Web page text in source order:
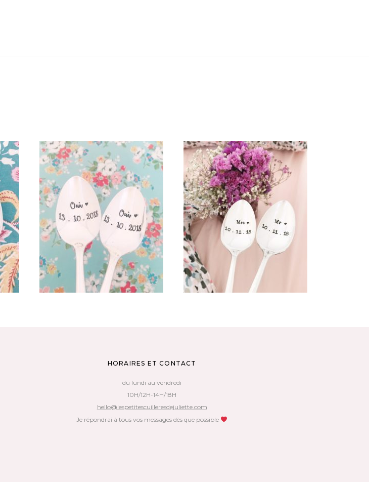
LOT DE DEUX PETITES CUILLÈRES
GRAVÉES VINTAGE
PERSONNALISÉES : OUI + DATE
65,00€
AJOUTER AU PANIER
LOT « MARIAGE » DE DEUX
PETITES CUILLÈRES GRAVÉES
VINTAGE PERSONNALISÉES
€
AJOUTER AU PANIER
HORAIRES ET CONTACT
du lundi au vendredi
10H/12H-14H/18H
hello@lespetitescuilleresdejuliette.com
Je répondrai à tous vos messages dès que possible